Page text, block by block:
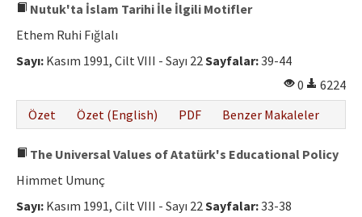
Nutuk'ta İslam Tarihi İle İlgili Motifler
Ethem Ruhi Fığlalı
Sayı: Kasım 1991, Cilt VIII - Sayı 22Sayfalar:39-44
0
6224
Özet
Özet (English) PDF Benzer Makaleler
The Universal Values of Atatürk's Educational Policy
Himmet Umunç
Sayı: Kasım 1991, Cilt VIII - Sayı 22Sayfalar:33-38